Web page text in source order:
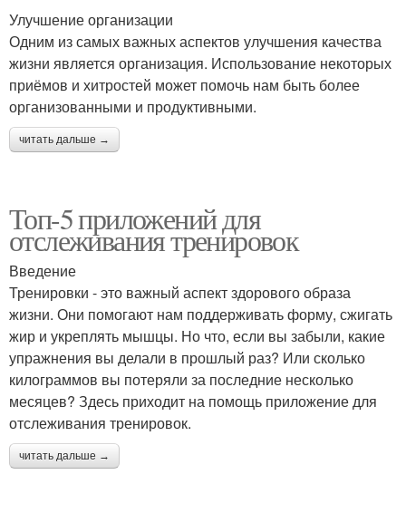
Улучшение организации
Одним из самых важных аспектов улучшения качества
жизни является организация. Использование некоторых
приёмов и хитростей может помочь нам быть более
организованными и продуктивными.
читать дальше →
Топ-5 приложений для
отслеживания тренировок
Введение
Тренировки - это важный аспект здорового образа
жизни. Они помогают нам поддерживать форму, сжигать
жир и укреплять мышцы. Но что, если вы забыли, какие
упражнения вы делали в прошлый раз? Или сколько
килограммов вы потеряли за последние несколько
месяцев? Здесь приходит на помощь приложение для
отслеживания тренировок.
читать дальше →